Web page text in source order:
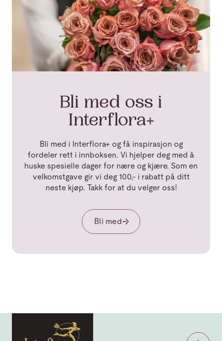
Bli med oss i
Interflora+
Bli med i Interflora+ og få inspirasjon og
fordeler rett i innboksen. Vi hjelper deg med å
huske spesielle dager for nære og kjære. Som en
velkomstgave gir vi deg 100,- i rabatt på ditt
neste kjøp. Takk for at du velger oss!
Bli med